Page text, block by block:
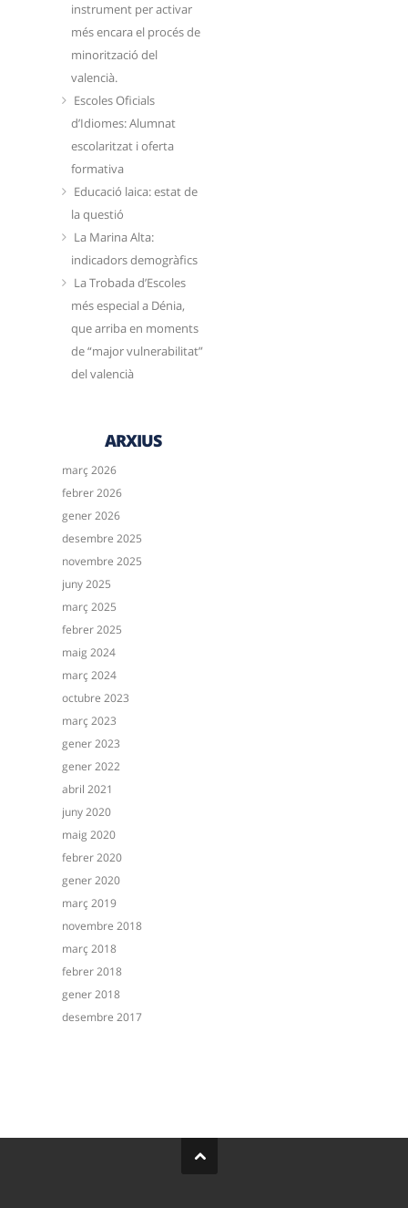
instrument per activar
més encara el procés de
minorització del
valencià.
Escoles Oficials
d’Idiomes: Alumnat
escolaritzat i oferta
formativa
Educació laica: estat de
la questió
La Marina Alta:
indicadors demogràfics
La Trobada d’Escoles
més especial a Dénia,
que arriba en moments
de “major vulnerabilitat”
del valencià
ARXIUS
març 2026
febrer 2026
gener 2026
desembre 2025
novembre 2025
juny 2025
març 2025
febrer 2025
maig 2024
març 2024
octubre 2023
març 2023
gener 2023
gener 2022
abril 2021
juny 2020
maig 2020
febrer 2020
gener 2020
març 2019
novembre 2018
març 2018
febrer 2018
gener 2018
desembre 2017